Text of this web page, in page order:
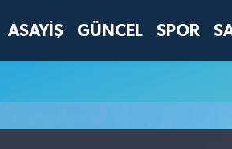
ASAYİŞ GÜNCEL SPOR